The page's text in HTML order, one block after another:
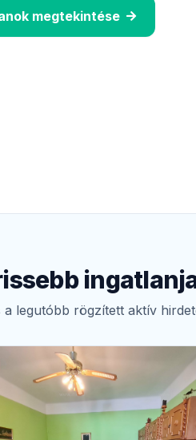
megtekintése
a legutóbb rögzített aktív